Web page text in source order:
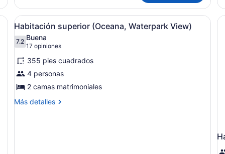
escritorio, camas extra y internet
Abrir
todas
las
fotos
de
Habitación
superior
(Oceana,
Habitación de hotel con dos
7
Habitación superior (Oceana, Waterpark View)
7.27.2 de 10
Buena
17 opiniones
(17
opiniones)
355 pies cuadrados
4 personas
2 camas matrimoniales
Más detalles
Más